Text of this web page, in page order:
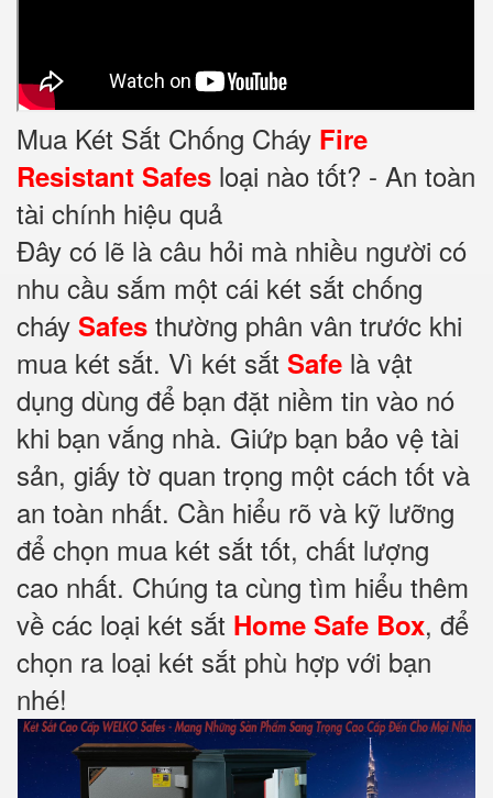
Mua Két Sắt Chống Cháy Fire
Resistant Safes loại nào tốt? - An toàn
tài chính hiệu quả
Đây có lẽ là câu hỏi mà nhiều người có
nhu cầu sắm một cái két sắt chống
cháy Safes thường phân vân trước khi
mua két sắt. Vì két sắt Safe là vật
dụng dùng để bạn đặt niềm tin vào nó
khi bạn vắng nhà. Giứp bạn bảo vệ tài
sản, giấy tờ quan trọng một cách tốt và
an toàn nhất. Cần hiểu rõ và kỹ lưỡng
để chọn mua két sắt tốt, chất lượng
cao nhất. Chúng ta cùng tìm hiểu thêm
về các loại két sắt Home Safe Box, để
chọn ra loại két sắt phù hợp với bạn
nhé!